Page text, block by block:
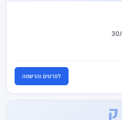
לפרטים והרשמה
ק